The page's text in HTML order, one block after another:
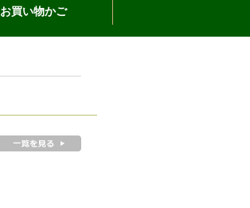
お買い物かご